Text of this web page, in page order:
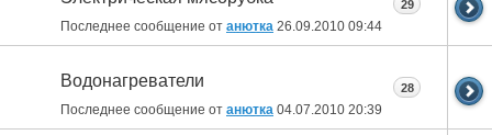
Последнее сообщение от анютка 26.09.2010 09:44
29
Водонагреватели
Последнее сообщение от анютка 04.07.2010 20:39
28